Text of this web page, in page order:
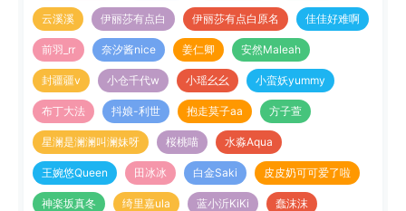
云溪溪 伊丽莎有点白 伊丽莎有点白原名 佳佳好难啊
前羽_rr 奈汐酱nice 姜仁卿 安然Maleah
封疆疆v 小仓千代w 小瑶幺幺 小蛮妖yummy
布丁大法 抖娘-利世 抱走莫子aa 方子萱
星澜是澜澜叫澜妹呀 桜桃喵 水淼Aqua
王婉悠Queen 田冰冰 白金Saki 皮皮奶可可爱了啦
神楽坂真冬 绮里嘉ula 蓝小沂KiKi 蠢沫沫